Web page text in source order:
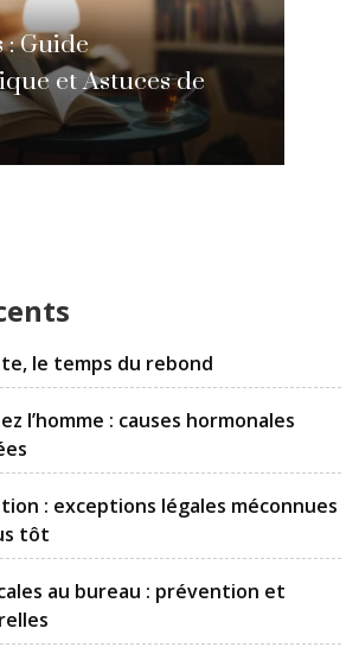
Guide
et Astuces de
le temps du rebond
l’homme : causes hormonales
: exceptions légales méconnues
tôt
au bureau : prévention et